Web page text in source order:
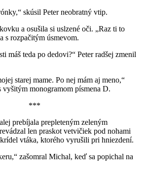
skúsil Peter neobratný vtip.
a osušila si uslzené oči. „Raz ti to
s rozpačitým úsmevom.
máš teda po dedovi?“ Peter radšej zmenil
starej mame. Po nej mám aj meno,“
vyšitým monogramom písmena D.
***
prebíjala prepleteným zeleným
len praskot vetvičiek pod nohami
vtáka, ktorého vyrušili pri hniezdení.
zašomral Michal, keď sa popichal na